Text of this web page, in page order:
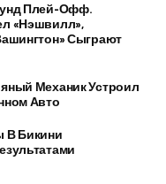
Плей-Офф.
«Нэшвилл»,
Сыграют
Механик Устроил
Авто
В Бикини